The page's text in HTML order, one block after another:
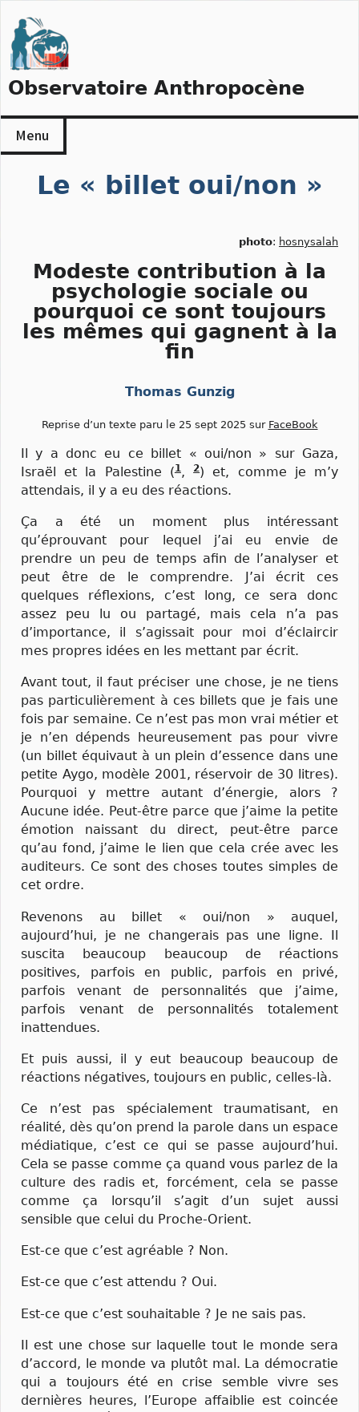
to
content
Observatoire Anthropocène
Menu
Le « billet oui/non »
photo: hosnysalah
Modeste contribution à la
psychologie sociale ou
pourquoi ce sont toujours
les mêmes qui gagnent à la
fin
Thomas Gunzig
Reprise d’un texte paru le 25 sept 2025 sur FaceBook
Il y a donc eu ce billet « oui/non » sur Gaza,
Israël et la Palestine (1,2) et, comme je m’y
attendais, il y a eu des réactions.
Ça a été un moment plus intéressant
qu’éprouvant pour lequel j’ai eu envie de
prendre un peu de temps afin de l’analyser et
peut être de le comprendre. J’ai écrit ces
quelques réflexions, c’est long, ce sera donc
assez peu lu ou partagé, mais cela n’a pas
d’importance, il s’agissait pour moi d’éclaircir
mes propres idées en les mettant par écrit.
Avant tout, il faut préciser une chose, je ne tiens
pas particulièrement à ces billets que je fais une
fois par semaine. Ce n’est pas mon vrai métier et
je n’en dépends heureusement pas pour vivre
(un billet équivaut à un plein d’essence dans une
petite Aygo, modèle 2001, réservoir de 30 litres).
Pourquoi y mettre autant d’énergie, alors ?
Aucune idée. Peut-être parce que j’aime la petite
émotion naissant du direct, peut-être parce
qu’au fond, j’aime le lien que cela crée avec les
auditeurs. Ce sont des choses toutes simples de
cet ordre.
Revenons au billet « oui/non » auquel,
aujourd’hui, je ne changerais pas une ligne. Il
suscita beaucoup beaucoup de réactions
positives, parfois en public, parfois en privé,
parfois venant de personnalités que j’aime,
parfois venant de personnalités totalement
inattendues.
Et puis aussi, il y eut beaucoup beaucoup de
réactions négatives, toujours en public, celles-là.
Ce n’est pas spécialement traumatisant, en
réalité, dès qu’on prend la parole dans un espace
médiatique, c’est ce qui se passe aujourd’hui.
Cela se passe comme ça quand vous parlez de la
culture des radis et, forcément, cela se passe
comme ça lorsqu’il s’agit d’un sujet aussi
sensible que celui du Proche-Orient.
Est-ce que c’est agréable ? Non.
Est-ce que c’est attendu ? Oui.
Est-ce que c’est souhaitable ? Je ne sais pas.
Il est une chose sur laquelle tout le monde sera
d’accord, le monde va plutôt mal. La démocratie
qui a toujours été en crise semble vivre ses
dernières heures, l’Europe affaiblie est coincée